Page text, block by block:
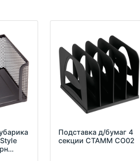
Подставка д/бумаг 4
секции СТАММ СО02